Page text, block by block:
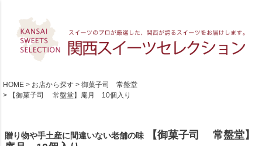
HOME お店から探す
御菓子司 常盤堂
【御菓子司 常盤堂】庵月 10個入り
贈り物や手土産に間違いない老舗の味
【御菓子司 常盤堂】